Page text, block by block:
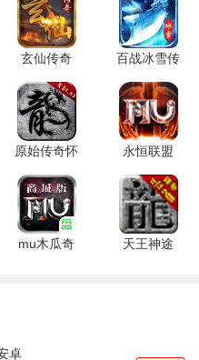
线任务是获取元宝的基础途
，能获得一定数量的元宝奖
积少成多。
，可在“任务公告栏”领取日
币、经验、行会等四个任务
，除了能获得大量经验奖励
奖励。
的元宝作为奖励。
括装备副本、经验副本以
玄仙传奇
1.3.0 官方
正版
百战冰雪传
奇 1.0 安卓
版
原始传奇怀
旧版
1.9.737 最
新版
永恒联盟
mumu版
1.1.238 官
方版
mu木瓜奇
天王神途
卓